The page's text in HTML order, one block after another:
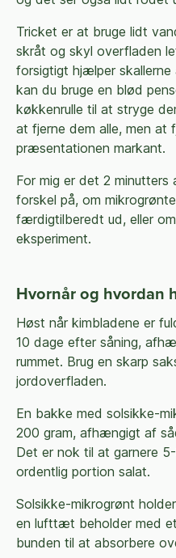
Tricket er at bruge lidt
skråt og skyl overfladen
forsigtigt hjælper
kan du bruge en blød
køkkenrulle til at stryge
at fjerne dem alle, men at
præsentationen markant.
For mig er det 2 minutters
forskel på, om
færdigtilberedt ud, eller
eksperiment.
Hvornår og hvordan
Høst når kimbladene er
10 dage efter såning,
rummet. Brug en skarp
jordoverfladen.
En bakke med solsikke-
200 gram, afhængigt af
Det er nok til at garnere
ordentlig portion salat.
Solsikke-mikrogrønt
en lufttæt beholder med
bunden til at absorbere